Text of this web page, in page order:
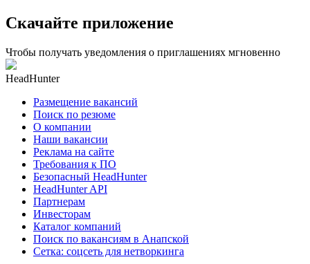
Скачайте приложение
Чтобы получать уведомления о приглашениях мгновенно
HeadHunter
Размещение вакансий
Поиск по резюме
О компании
Наши вакансии
Реклама на сайте
Требования к ПО
Безопасный HeadHunter
HeadHunter API
Партнерам
Инвесторам
Каталог компаний
Поиск по вакансиям в Анапской
Сетка: соцсеть для нетворкинга